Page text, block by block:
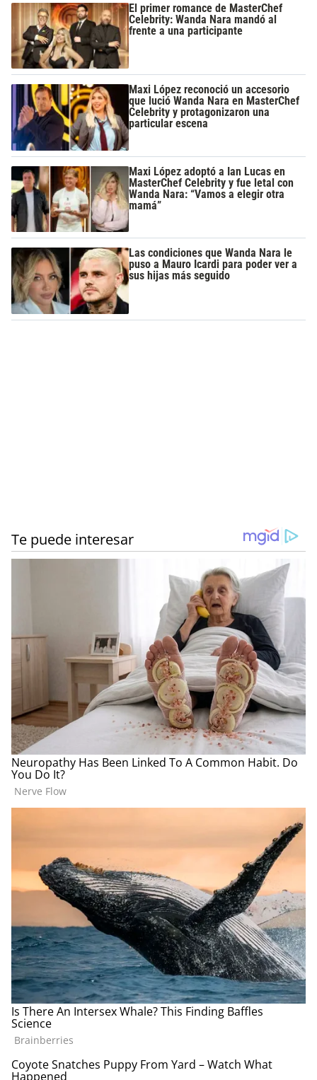
El primer romance de MasterChef
Celebrity: Wanda Nara mandó al
frente a una participante
Maxi López reconoció un accesorio
que lució Wanda Nara en MasterChef
Celebrity y protagonizaron una
particular escena
Maxi López adoptó a Ian Lucas en
MasterChef Celebrity y fue letal con
Wanda Nara: “Vamos a elegir otra
mamá”
Las condiciones que Wanda Nara le
puso a Mauro Icardi para poder ver a
sus hijas más seguido